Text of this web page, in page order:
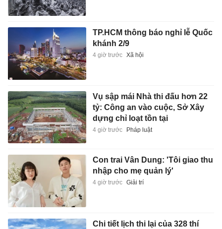
TP.HCM thông báo nghỉ lễ Quốc
khánh 2/9
4 giờ trước Xã hội
Vụ sập mái Nhà thi đấu hơn 22
tỷ: Công an vào cuộc, Sở Xây
dựng chỉ loạt tồn tại
4 giờ trước Pháp luật
Con trai Vân Dung: 'Tôi giao thu
nhập cho mẹ quản lý'
4 giờ trước Giải trí
Chi tiết lịch thi lại của 328 thí